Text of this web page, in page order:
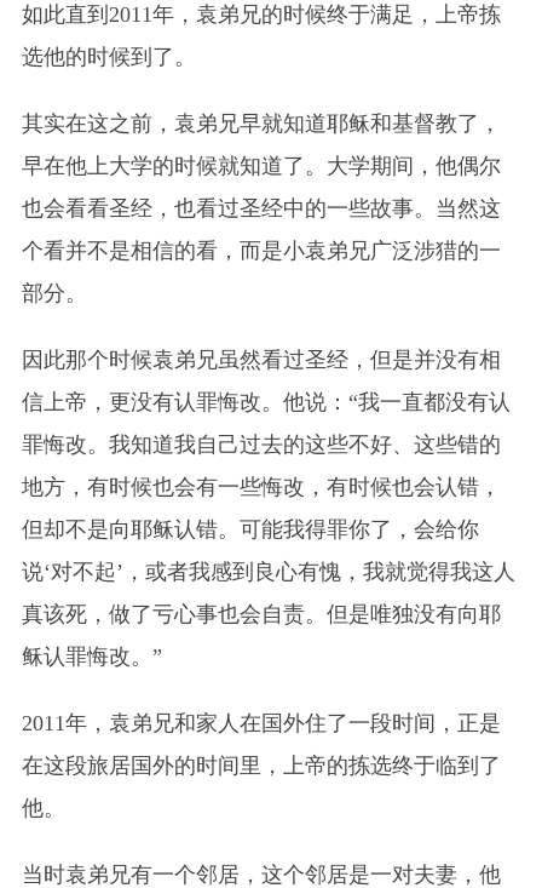
如此直到2011年，袁弟兄的时候终于满足，上帝拣
选他的时候到了。
其实在这之前，袁弟兄早就知道耶稣和基督教了，
早在他上大学的时候就知道了。大学期间，他偶尔
也会看看圣经，也看过圣经中的一些故事。当然这
个看并不是相信的看，而是小袁弟兄广泛涉猎的一
部分。
因此那个时候袁弟兄虽然看过圣经，但是并没有相
信上帝，更没有认罪悔改。他说：“我一直都没有认
罪悔改。我知道我自己过去的这些不好、这些错的
地方，有时候也会有一些悔改，有时候也会认错，
但却不是向耶稣认错。可能我得罪你了，会给你
说‘对不起’，或者我感到良心有愧，我就觉得我这人
真该死，做了亏心事也会自责。但是唯独没有向耶
稣认罪悔改。”
2011年，袁弟兄和家人在国外住了一段时间，正是
在这段旅居国外的时间里，上帝的拣选终于临到了
他。
当时袁弟兄有一个邻居，这个邻居是一对夫妻，他